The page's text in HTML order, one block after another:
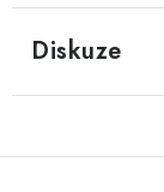
Diskuze